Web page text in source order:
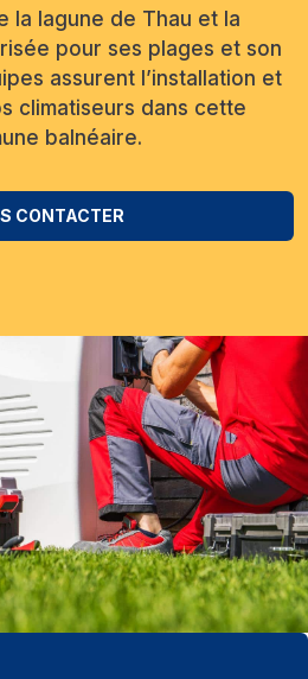
la lagune de Thau et la
pour ses plages et son
assurent l’installation et
climatiseurs dans cette
balnéaire.
CONTACTER